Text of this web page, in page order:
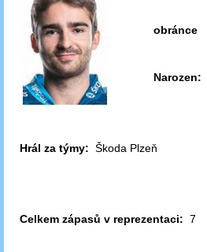
obránce
Narozen:
Hrál za týmy: Škoda Plzeň
Celkem zápasů v reprezentaci: 7